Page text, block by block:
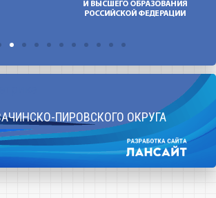
ПИРОВСКОГО ОКРУГА